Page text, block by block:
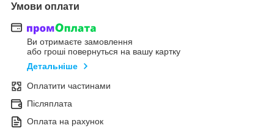
Умови оплати
Ви отримаєте замовлення
або гроші повернуться на вашу картку
Детальніше
Оплатити частинами
Післяплата
Оплата на рахунок